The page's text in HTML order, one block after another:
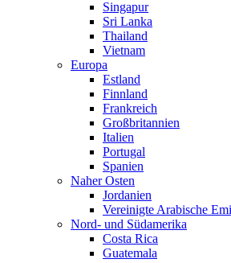
Singapur
Sri Lanka
Thailand
Vietnam
Europa
Estland
Finnland
Frankreich
Großbritannien
Italien
Portugal
Spanien
Naher Osten
Jordanien
Vereinigte Arabische
Nord- und Südamerika
Costa Rica
Guatemala